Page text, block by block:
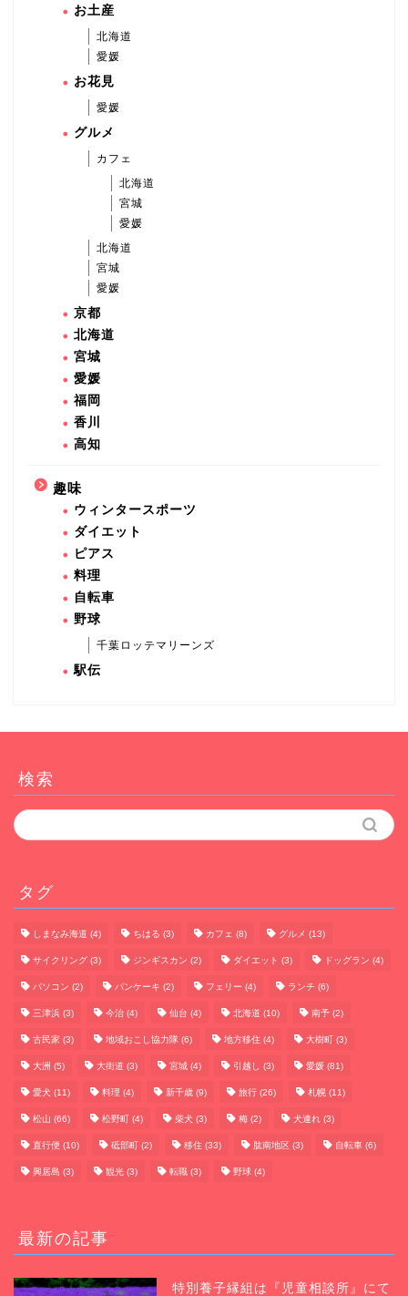
お土産
北海道
愛媛
お花見
愛媛
グルメ
カフェ
北海道
宮城
愛媛
北海道
宮城
愛媛
京都
北海道
宮城
愛媛
福岡
香川
高知
趣味
ウィンタースポーツ
ダイエット
ピアス
料理
自転車
野球
千葉ロッテマリーンズ
駅伝
検索
タグ
しまなみ海道 (4) ちはる (3) カフェ (8) グルメ (13)
サイクリング (3) ジンギスカン (2) ダイエット (3) ドッグラン (4)
パソコン (2) パンケーキ (2) フェリー (4) ランチ (6)
三津浜 (3) 今治 (4) 仙台 (4) 北海道 (10) 南予 (2)
古民家 (3) 地域おこし協力隊 (6) 地方移住 (4) 大樹町 (3)
大洲 (5) 大街道 (3) 宮城 (4) 引越し (3) 愛媛 (81)
愛犬 (11) 料理 (4) 新千歳 (9) 旅行 (26) 札幌 (11)
松山 (66) 松野町 (4) 柴犬 (3) 梅 (2) 犬連れ (3)
直行便 (10) 砥部町 (2) 移住 (33) 肱南地区 (3) 自転車 (6)
興居島 (3) 観光 (3) 転職 (3) 野球 (4)
最新の記事
特別養子縁組は『児童相談所』にて